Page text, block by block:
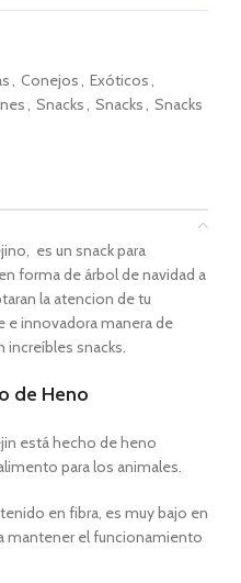
, Conejos, Exóticos,
, Snacks, Snacks, Snacks
es un snack para
forma de árbol de navidad a
la atencion de tu
e innovadora manera de
increíbles snacks.
de Heno
está hecho de heno
para los animales.
en fibra, es muy bajo en
mantener el funcionamiento